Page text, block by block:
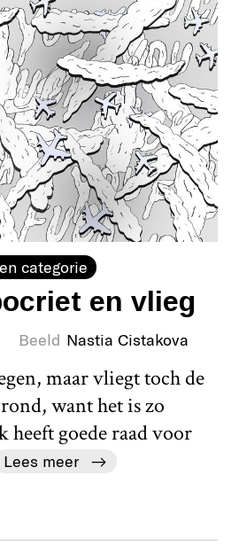
categorie
en vlieg
Beeld Nastia Cistakova
maar vliegt toch de
want het is zo
heeft goede raad voor
Lees meer